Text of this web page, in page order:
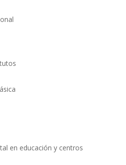
en educación y centros